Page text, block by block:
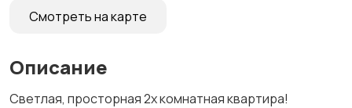
Смотреть на карте
Описание
Светлая, просторная 2х комнатная квартира!